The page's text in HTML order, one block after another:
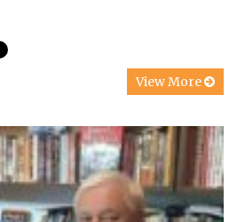
View More